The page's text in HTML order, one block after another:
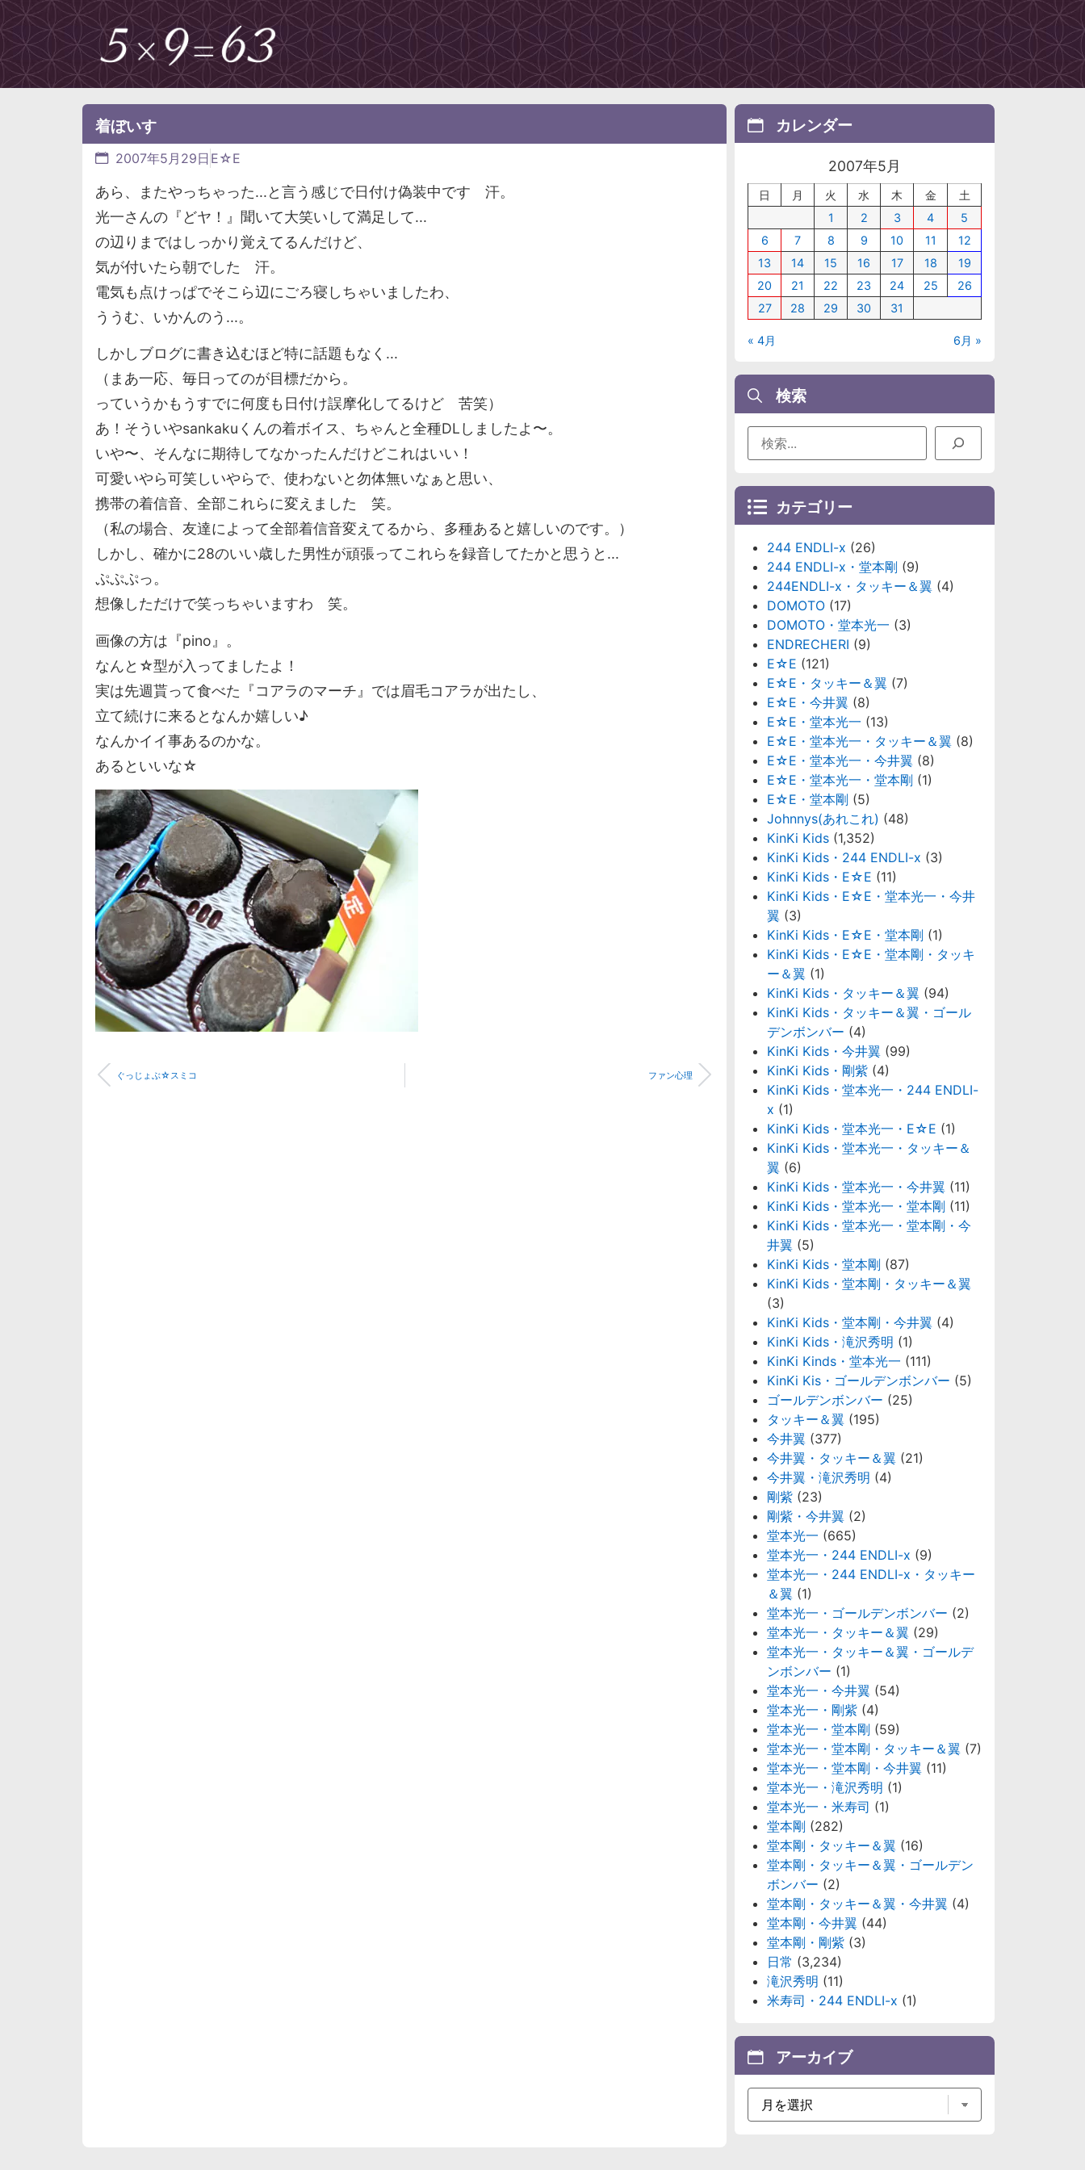
着ぼいす
2007年5月29日 E☆E
あら、またやっちゃった...と言う感じで日付け偽装中です 汗。
光一さんの『どヤ！』聞いて大笑いして満足して...
の辺りまではしっかり覚えてるんだけど、
気が付いたら朝でした 汗。
電気も点けっぱでそこら辺にごろ寝しちゃいましたわ、
ううむ、いかんのう...。
しかしブログに書き込むほど特に話題もなく...
（まあ一応、毎日ってのが目標だから。
っていうかもうすでに何度も日付け誤摩化してるけど 苦笑）
あ！そういやsankakuくんの着ボイス、ちゃんと全種DLしましたよ〜。
いや〜、そんなに期待してなかったんだけどこれはいい！
可愛いやら可笑しいやらで、使わないと勿体無いなぁと思い、
携帯の着信音、全部これらに変えました 笑。
（私の場合、友達によって全部着信音変えてるから、多種あると嬉しいのです。）
しかし、確かに28のいい歳した男性が頑張ってこれらを録音してたかと思うと...
ぷぷぷっ。
想像しただけで笑っちゃいますわ 笑。
画像の方は『pino』。
なんと☆型が入ってましたよ！
実は先週貰って食べた『コアラのマーチ』では眉毛コアラが出たし、
立て続けに来るとなんか嬉しい♪
なんかイイ事あるのかな。
あるといいな☆
ぐっじょぶ☆スミコ ファン心理
カレンダー
2007年5月
日 月 火 水 木 金
土
1
2 3 4
5
6
7 8 9 10 11
12
13
14 15 16 17 18
19
20
21 22 23 24 25
26
27
28 29 30 31
« 4月 6月 »
検索
カテゴリー
244 ENDLI-x (26)
244 ENDLI-x・堂本剛 (9)
244ENDLI-x・タッキー＆翼 (4)
DOMOTO (17)
DOMOTO・堂本光一 (3)
ENDRECHERI (9)
E☆E (121)
E☆E・タッキー＆翼 (7)
E☆E・今井翼 (8)
E☆E・堂本光一 (13)
E☆E・堂本光一・タッキー＆翼 (8)
E☆E・堂本光一・今井翼 (8)
E☆E・堂本光一・堂本剛 (1)
E☆E・堂本剛 (5)
Johnnys(あれこれ) (48)
KinKi Kids (1,352)
KinKi Kids・244 ENDLI-x (3)
KinKi Kids・E☆E (11)
KinKi Kids・E☆E・堂本光一・今井
翼 (3)
KinKi Kids・E☆E・堂本剛 (1)
KinKi Kids・E☆E・堂本剛・タッキ
ー＆翼 (1)
KinKi Kids・タッキー＆翼 (94)
KinKi Kids・タッキー＆翼・ゴール
デンボンバー (4)
KinKi Kids・今井翼 (99)
KinKi Kids・剛紫 (4)
KinKi Kids・堂本光一・244 ENDLI-
x (1)
KinKi Kids・堂本光一・E☆E (1)
KinKi Kids・堂本光一・タッキー＆
翼 (6)
KinKi Kids・堂本光一・今井翼 (11)
KinKi Kids・堂本光一・堂本剛 (11)
KinKi Kids・堂本光一・堂本剛・今
井翼 (5)
KinKi Kids・堂本剛 (87)
KinKi Kids・堂本剛・タッキー＆翼
(3)
KinKi Kids・堂本剛・今井翼 (4)
KinKi Kids・滝沢秀明 (1)
KinKi Kinds・堂本光一 (111)
KinKi Kis・ゴールデンボンバー (5)
ゴールデンボンバー (25)
タッキー＆翼 (195)
今井翼 (377)
今井翼・タッキー＆翼 (21)
今井翼・滝沢秀明 (4)
剛紫 (23)
剛紫・今井翼 (2)
堂本光一 (665)
堂本光一・244 ENDLI-x (9)
堂本光一・244 ENDLI-x・タッキー
＆翼 (1)
堂本光一・ゴールデンボンバー (2)
堂本光一・タッキー＆翼 (29)
堂本光一・タッキー＆翼・ゴールデ
ンボンバー (1)
堂本光一・今井翼 (54)
堂本光一・剛紫 (4)
堂本光一・堂本剛 (59)
堂本光一・堂本剛・タッキー＆翼 (7)
堂本光一・堂本剛・今井翼 (11)
堂本光一・滝沢秀明 (1)
堂本光一・米寿司 (1)
堂本剛 (282)
堂本剛・タッキー＆翼 (16)
堂本剛・タッキー＆翼・ゴールデン
ボンバー (2)
堂本剛・タッキー＆翼・今井翼 (4)
堂本剛・今井翼 (44)
堂本剛・剛紫 (3)
日常 (3,234)
滝沢秀明 (11)
米寿司・244 ENDLI-x (1)
アーカイブ